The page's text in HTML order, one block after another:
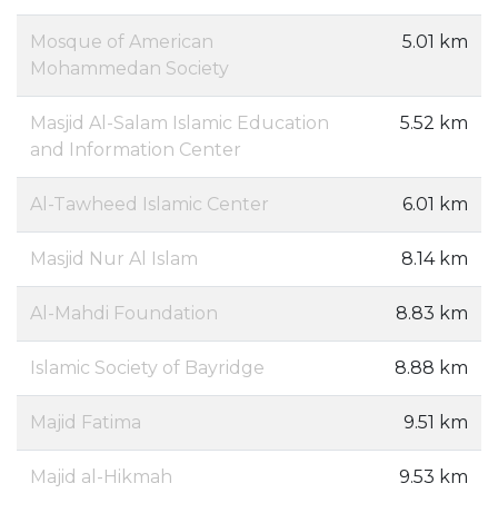
Mosque of American
Mohammedan Society
5.01 km
Masjid Al-Salam Islamic Education
and Information Center
5.52 km
Al-Tawheed Islamic Center 6.01 km
Masjid Nur Al Islam 8.14 km
Al-Mahdi Foundation 8.83 km
Islamic Society of Bayridge 8.88 km
Majid Fatima 9.51 km
Majid al-Hikmah 9.53 km